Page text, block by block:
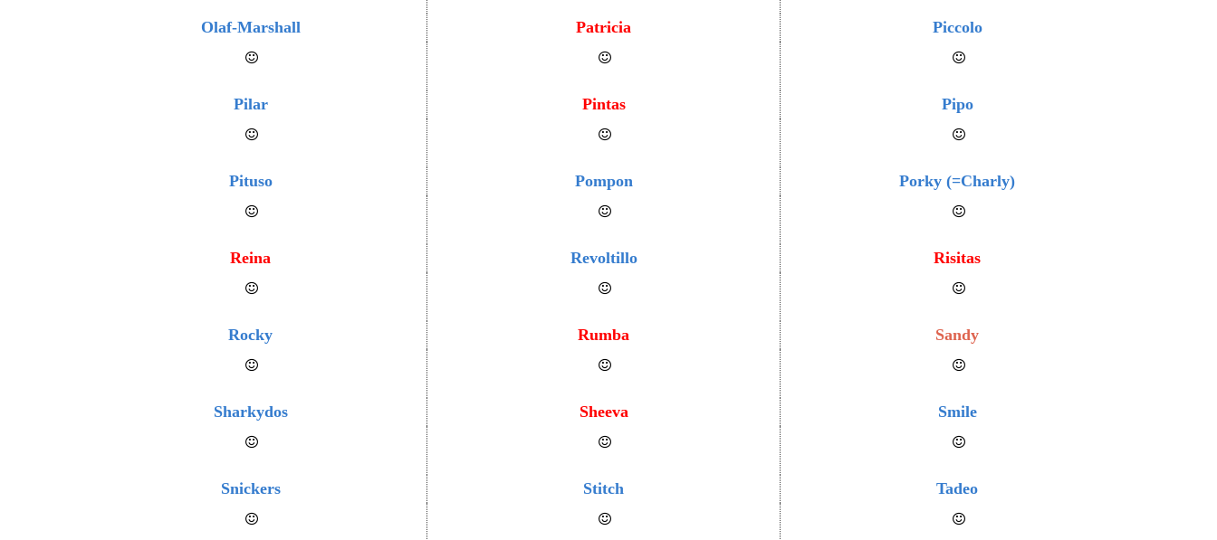
Olaf-Marshall Patricia Piccolo
Pilar Pintas Pipo
Pituso Pompon Porky (=Charly)
Reina Revoltillo Risitas
Rocky Rumba Sandy
Sharkydos Sheeva Smile
Snickers Stitch Tadeo